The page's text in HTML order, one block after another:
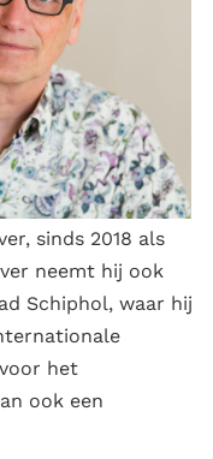
sinds 2018 als
neemt hij ook
Schiphol, waar hij
het
ook een